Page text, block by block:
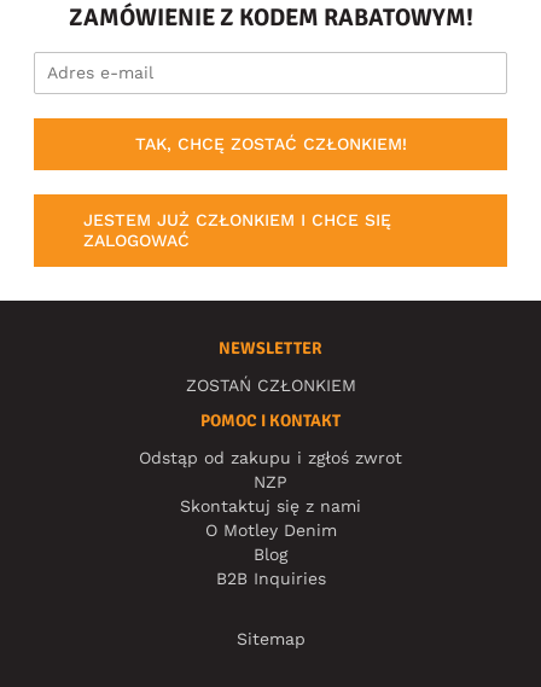
ZAMÓWIENIE Z KODEM RABATOWYM!
TAK, CHCĘ ZOSTAĆ CZŁONKIEM!
JESTEM JUŻ CZŁONKIEM I CHCE SIĘ
ZALOGOWAĆ
NEWSLETTER
ZOSTAŃ CZŁONKIEM
POMOC I KONTAKT
Odstąp od zakupu i zgłoś zwrot
NZP
Skontaktuj się z nami
O Motley Denim
Blog
B2B Inquiries
Sitemap